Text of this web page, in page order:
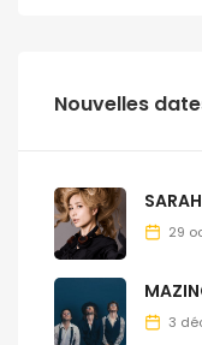
Nouvelles
29
3